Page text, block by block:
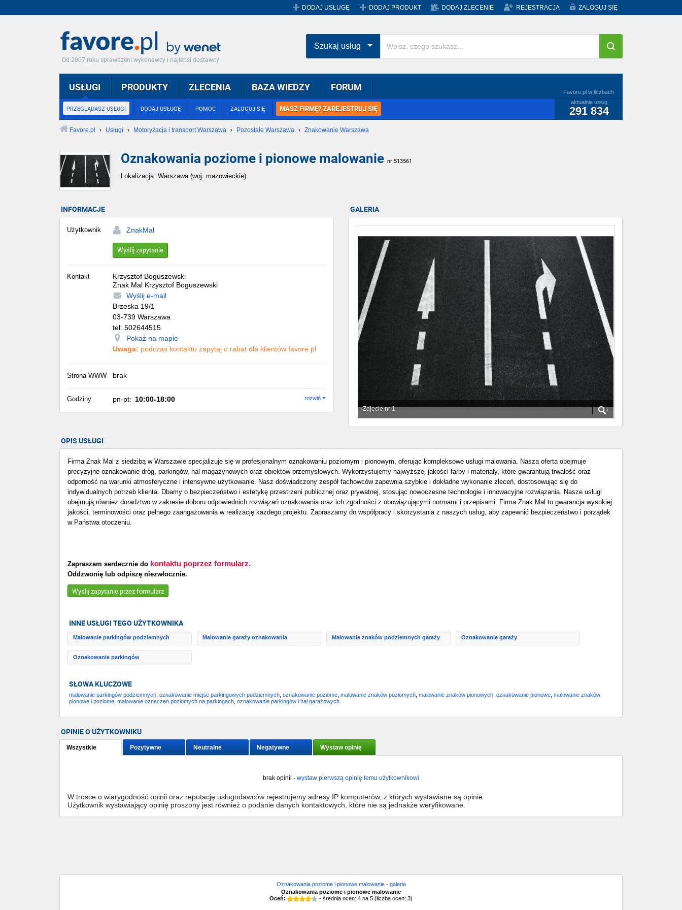
DODAJ USŁUGĘ DODAJ PRODUKT DODAJ ZLECENIE REJESTRACJA ZALOGUJ SIĘ
Od 2007 roku sprawdzeni wykonawcy i najlepsi dostawcy
USŁUGI
PRZEGLĄDASZ USŁUGI DODAJ USŁUGĘ POMOC ZALOGUJ SIĘ MASZ FIRMĘ? ZAREJESTRUJ SIĘ
Favore.pl w liczbach
aktualnie usług
291 834
PRODUKTY ZLECENIA BAZA WIEDZY FORUM
Szukaj usług
Favore.pl › Usługi › Motoryzacja i transport Warszawa › Pozostałe Warszawa › Znakowanie Warszawa
Oznakowania poziome i pionowe malowanie nr 513561
Lokalizacja: Warszawa (woj. mazowieckie)
INFORMACJE
Użytkownik ZnakMal
Wyślij zapytanie
Kontakt
Krzysztof Boguszewski
Znak Mal Krzysztof Boguszewski
Wyślij e-mail
Brzeska 19/1
03-739 Warszawa
tel: 502644515
Pokaż na mapie
Uwaga: podczas kontaktu zapytaj o rabat dla klientów favore.pl
Strona WWW brak
Godziny pn-pt: 10:00-18:00 rozwiń
GALERIA
Zdjęcie nr 1
OPIS USŁUGI
Firma Znak Mal z siedzibą w Warszawie specjalizuje się w profesjonalnym oznakowaniu poziomym i pionowym, oferując kompleksowe usługi malowania. Nasza oferta obejmuje
precyzyjne oznakowanie dróg, parkingów, hal magazynowych oraz obiektów przemysłowych. Wykorzystujemy najwyższej jakości farby i materiały, które gwarantują trwałość oraz
odporność na warunki atmosferyczne i intensywne użytkowanie. Nasz doświadczony zespół fachowców zapewnia szybkie i dokładne wykonanie zleceń, dostosowując się do
indywidualnych potrzeb klienta. Dbamy o bezpieczeństwo i estetykę przestrzeni publicznej oraz prywatnej, stosując nowoczesne technologie i innowacyjne rozwiązania. Nasze usługi
obejmują również doradztwo w zakresie doboru odpowiednich rozwiązań oznakowania oraz ich zgodności z obowiązującymi normami i przepisami. Firma Znak Mal to gwarancja wysokiej
jakości, terminowości oraz pełnego zaangażowania w realizację każdego projektu. Zapraszamy do współpracy i skorzystania z naszych usług, aby zapewnić bezpieczeństwo i porządek
w Państwa otoczeniu.
Zapraszam serdecznie do kontaktu poprzez formularz.
Oddzwonię lub odpiszę niezwłocznie.
Wyślij zapytanie przez formularz
INNE USŁUGI TEGO UŻYTKOWNIKA
Malowanie parkingów podziemnych Malowanie garaży oznakowania Malowanie znaków podziemnych garaży Oznakowanie garaży
Oznakowanie parkingów
SŁOWA KLUCZOWE
malowanie parkingów podziemnych oznakowanie miejsc parkingowych podziemnych oznakowanie poziome malowanie znaków poziomych malowanie znaków pionowych oznakowanie pionowe malowanie znaków
pionowe i poziome malowanie oznaczeń poziomych na parkingach oznakowanie parkingów i hal garażowych
OPINIE O UŻYTKOWNIKU
Wszystkie Pozytywne Neutralne Negatywne Wystaw opinię
brak opinii - wystaw pierwszą opinię temu użytkownikowi
W trosce o wiarygodność opinii oraz reputację usługodawców rejestrujemy adresy IP komputerów, z których wystawiane są opinie.
Użytkownik wystawiający opinię proszony jest również o podanie danych kontaktowych, które nie są jednakże weryfikowane.
Oznakowania poziome i pionowe malowanie - galeria
Oznakowania poziome i pionowe malowanie
Oceń:
- średnia ocen: 4 na 5 (liczba ocen: 3)